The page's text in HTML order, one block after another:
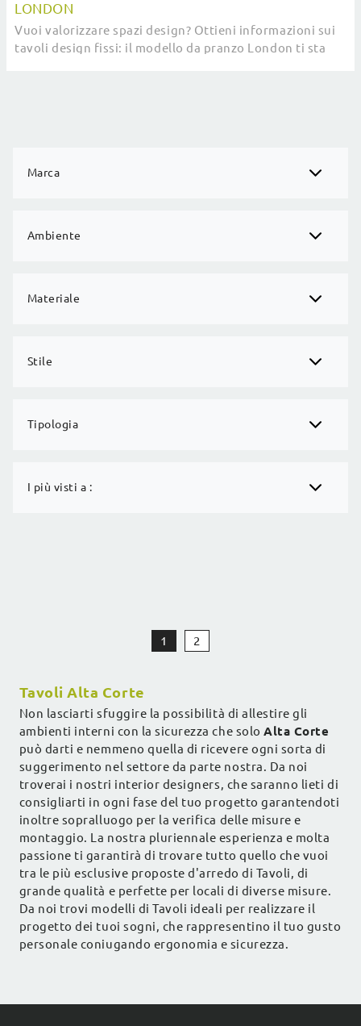
Marca
Ambiente
Materiale
Stile
Tipologia
I più visti a :
LONDON
Vuoi valorizzare spazi design? Ottieni informazioni sui
tavoli design fissi: il modello da pranzo London ti sta
1 2
Tavoli Alta Corte
Non lasciarti sfuggire la possibilità di allestire gli
ambienti interni con la sicurezza che soloAlta Corte
può darti e nemmeno quella di ricevere ogni sorta di
suggerimento nel settore da parte nostra. Da noi
troverai i nostri interior designers, che saranno lieti di
consigliarti in ogni fase del tuo progetto garantendoti
inoltre sopralluogo per la verifica delle misure e
montaggio. La nostra pluriennale esperienza e molta
passione ti garantirà di trovare tutto quello che vuoi
tra le più esclusive proposte d'arredo di Tavoli, di
grande qualità e perfette per locali di diverse misure.
Da noi trovi modelli di Tavoli ideali per realizzare il
progetto dei tuoi sogni, che rappresentino il tuo gusto
personale coniugando ergonomia e sicurezza.